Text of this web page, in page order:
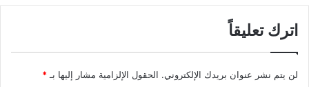
اترك تعليقاً
لن يتم نشر عنوان بريدك الإلكتروني. الحقول الإلزامية مشار إليها بـ*